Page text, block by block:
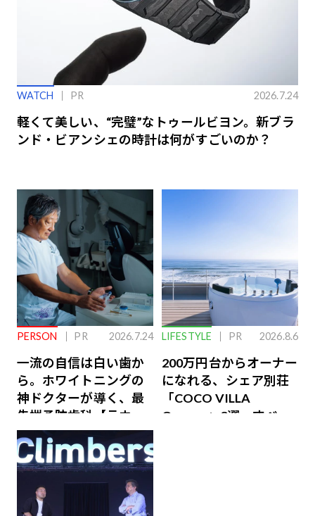
WATCH PR 2026.7.24
軽くて美しい、“完璧”なトゥールビヨン。新ブラ
ンド・ビアンシェの時計は何がすごいのか？
PERSON PR 2026.7.24
一流の自信は白い歯か
ら。ホワイトニングの
神ドクターが導く、最
先端予防歯科【ラウン
ジ会員特典あり】
LIFESTYLE PR 2026.8.6
200万円台からオーナー
になれる、シェア別荘
「COCO VILLA
Owners」3選。すべて